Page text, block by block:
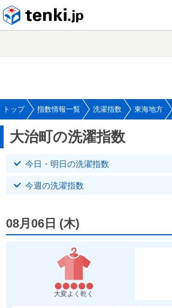
トップ 指数情報一覧 洗濯指数 東海地方
大治町の洗濯指数
今日・明日の洗濯指数
今週の洗濯指数
08月06日 (木)
大変よく乾く